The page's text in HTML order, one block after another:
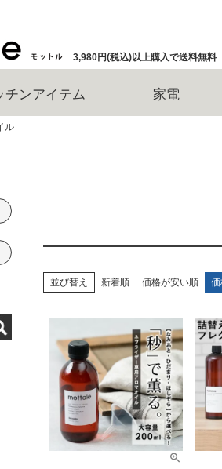
3,980円(税込)以上購入で送料無料
チンアイテム 家電
ル
並び替え 新着順 価格が安い順